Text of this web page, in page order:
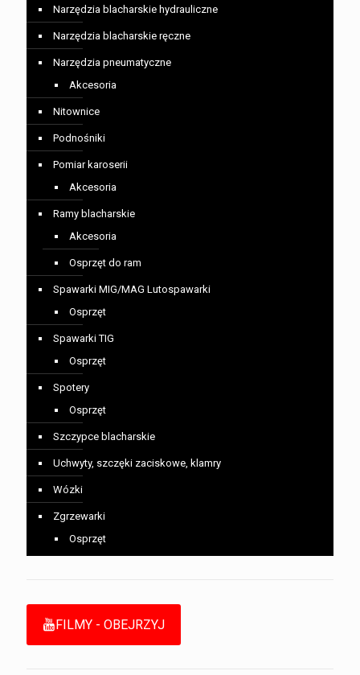
Narzędzia blacharskie hydrauliczne
Narzędzia blacharskie ręczne
Narzędzia pneumatyczne
Akcesoria
Nitownice
Podnośniki
Pomiar karoserii
Akcesoria
Ramy blacharskie
Akcesoria
Osprzęt do ram
Spawarki MIG/MAG Lutospawarki
Osprzęt
Spawarki TIG
Osprzęt
Spotery
Osprzęt
Szczypce blacharskie
Uchwyty, szczęki zaciskowe, klamry
Wózki
Zgrzewarki
Osprzęt
FILMY - OBEJRZYJ